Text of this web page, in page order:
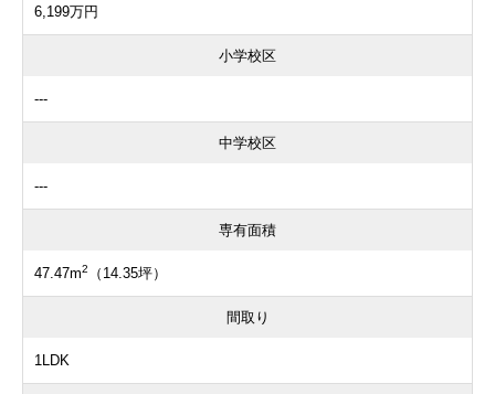
6,199万円
小学校区
---
中学校区
---
専有面積
47.47m2 （14.35坪）
間取り
1LDK